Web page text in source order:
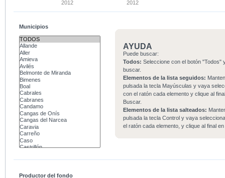
2012
2012
Municipios
AYUDA
Puede buscar:
Todos: Seleccione con el botón "Todos"
buscar.
Elementos de la lista seguidos:
pulsada la tecla Mayúsculas y vaya
con el ratón cada elemento y clique al
Buscar.
Elementos de la lista salteados:
pulsada la tecla Control y vaya
el ratón cada elemento, y clique al final
Productor del fondo